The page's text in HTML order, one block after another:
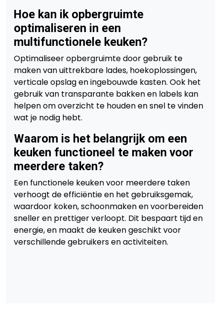
Hoe kan ik opbergruimte
optimaliseren in een
multifunctionele keuken?
Optimaliseer opbergruimte door gebruik te
maken van uittrekbare lades, hoekoplossingen,
verticale opslag en ingebouwde kasten. Ook het
gebruik van transparante bakken en labels kan
helpen om overzicht te houden en snel te vinden
wat je nodig hebt.
Waarom is het belangrijk om een
keuken functioneel te maken voor
meerdere taken?
Een functionele keuken voor meerdere taken
verhoogt de efficiëntie en het gebruiksgemak,
waardoor koken, schoonmaken en voorbereiden
sneller en prettiger verloopt. Dit bespaart tijd en
energie, en maakt de keuken geschikt voor
verschillende gebruikers en activiteiten.